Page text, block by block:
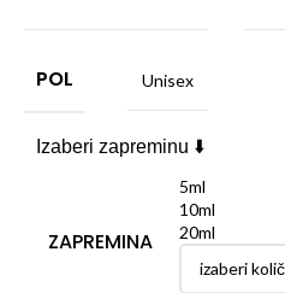
POL Unisex
Izaberi zapreminu ⬇️
ZAPREMINA
5ml
10ml
20ml